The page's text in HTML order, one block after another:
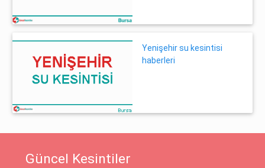
Yenişehir su kesintisi
haberleri
Güncel Kesintiler